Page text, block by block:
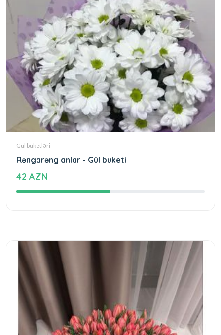
Gül buketləri
Rəngarəng anlar - Gül buketi
42 AZN